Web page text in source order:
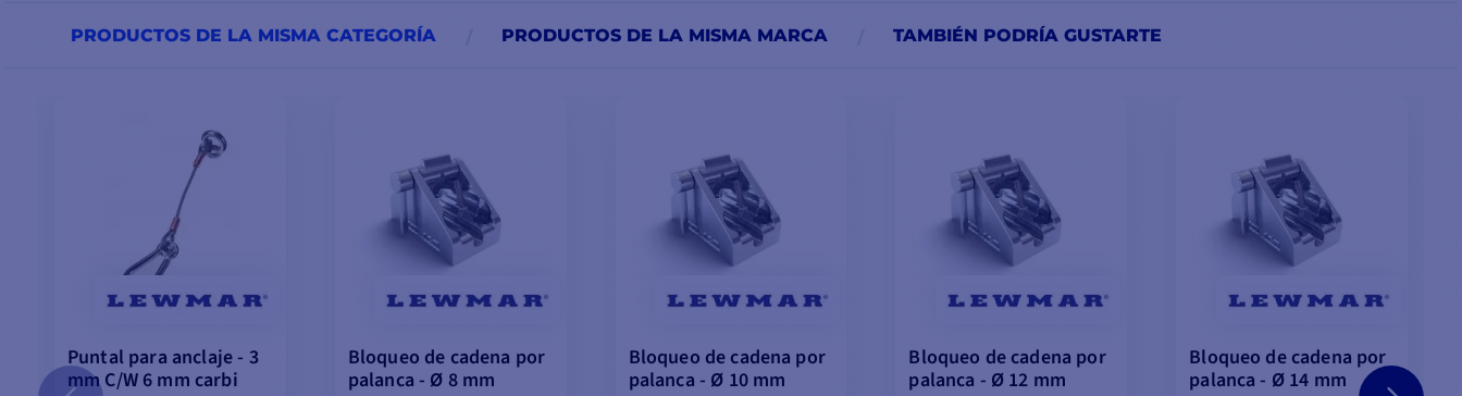
PRODUCTOS DE LA MISMA CATEGORÍA PRODUCTOS DE LA MISMA MARCA TAMBIÉN PODRÍA GUSTARTE
Puntal para anclaje - 3
mm C/W 6 mm carbi
Bloqueo de cadena por
palanca - Ø 8 mm
Bloqueo de cadena por
palanca - Ø 10 mm
Bloqueo de cadena por
palanca - Ø 12 mm
Bloqueo de cadena por
palanca - Ø 14 mm